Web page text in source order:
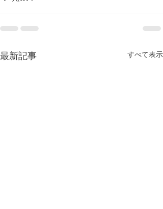
最新記事 すべて表示